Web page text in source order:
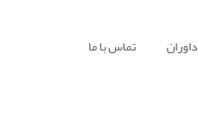
داوران تماس با ما